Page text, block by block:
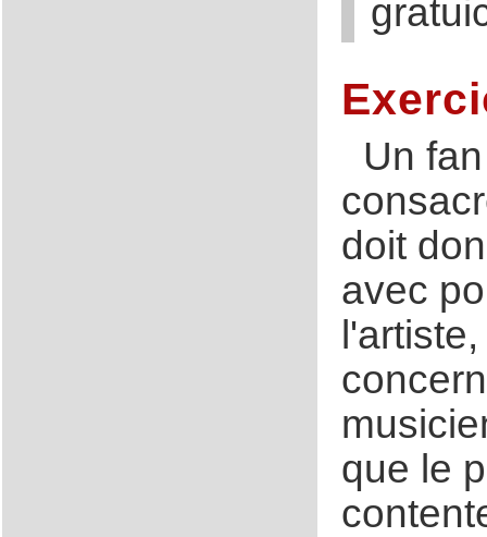
Un
doit
avec
que le